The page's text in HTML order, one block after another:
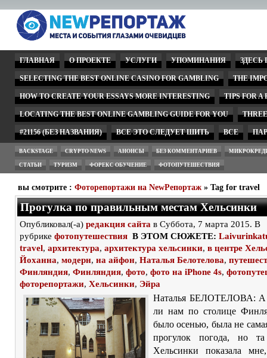
ГЛАВНАЯ О ПРОЕКТЕ УСЛУГИ УПОМИНАНИЯ
SELECTING THE BEST ONLINE CASINO FOR GAMBLING THE
HOW TO CREATE YOUR ESSAYS MORE INTERESTING TIPS FOR A
LOCATING THE BEST ONLINE GAMBLING GUIDE FOR YOU
#21156 (БЕЗ НАЗВАНИЯ) ВСЕ ЭТО СЛЕДУЕТ ШИТЬ ВСЕ
BACKSTAGE CRYPTO NEWS АНОНСЫ БЕЗ КОММЕНТАРИЕВ
СТАТЬИ ТУРИЗМ ФОРЕКС ОБУЧЕНИЕ ФОТОПУТЕШЕСТВИЯ
вы смотрите : Фоторепортажи на NewРепортаж » Tag for travel
Прогулка по правильным местам Хельсинки
Опубликовал(-а) редакция сайта в Суббота, 7 марта 2015. В
рубрике фотопутешествия В ЭТОМ СЮЖЕТЕ:
travel, архитектура, архитектура хельсинки, в центре
Йоханна, модерн, на айфон, Наталья Белотелова,
Финляндия, Финляндия, фото, фото на iPhone 4s,
фоторепортажи, Хельсинки, Эйра
Наталья БЕЛОТЕЛОВА: А
ли нам по столице
было осенью, была не
прогулок погода, но
Хельсинки показала